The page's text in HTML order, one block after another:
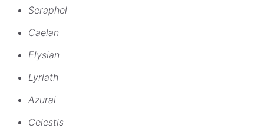
Seraphel
Caelan
Elysian
Lyriath
Azurai
Celestis